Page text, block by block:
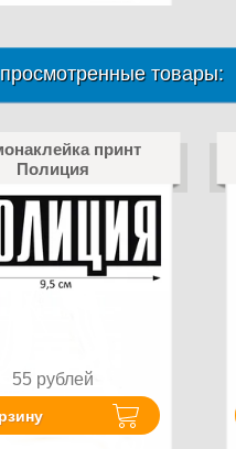
товары:
принт
Полиция
55 рублей